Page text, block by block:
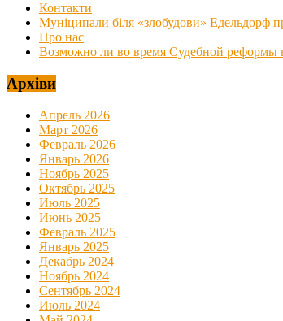
Контакти
Муніципали біля «злобудови» Едельдорф
Про нас
Возможно ли во время Судебной реформы в
Архіви
Апрель 2026
Март 2026
Февраль 2026
Январь 2026
Ноябрь 2025
Октябрь 2025
Июль 2025
Июнь 2025
Февраль 2025
Январь 2025
Декабрь 2024
Ноябрь 2024
Сентябрь 2024
Июль 2024